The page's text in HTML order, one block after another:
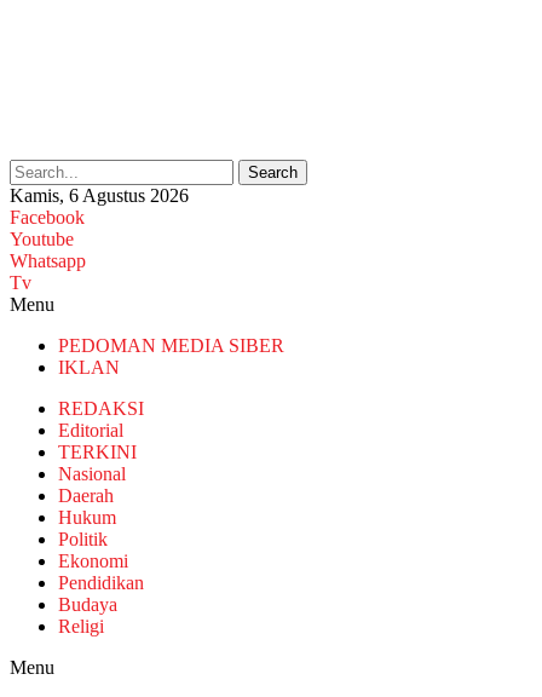
Search
Kamis, 6 Agustus 2026
Facebook
Youtube
Whatsapp
Tv
Menu
PEDOMAN MEDIA SIBER
IKLAN
REDAKSI
Editorial
TERKINI
Nasional
Daerah
Hukum
Politik
Ekonomi
Pendidikan
Budaya
Religi
Menu